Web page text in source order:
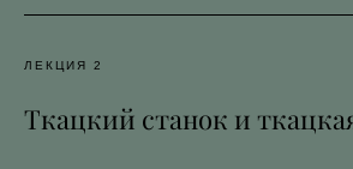
ЛЕКЦИЯ 2
Ткацкий станок и